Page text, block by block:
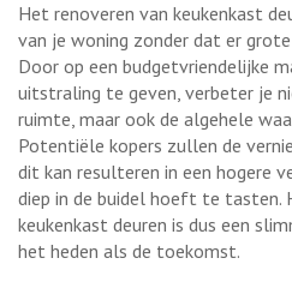
Het renoveren van keukenkast
van je woning zonder dat er
Door op een budgetvriendelijke
uitstraling te geven, verbeter je
ruimte, maar ook de algehele
Potentiële kopers zullen de
dit kan resulteren in een hogere
diep in de buidel hoeft te tasten.
keukenkast deuren is dus een
het heden als de toekomst.